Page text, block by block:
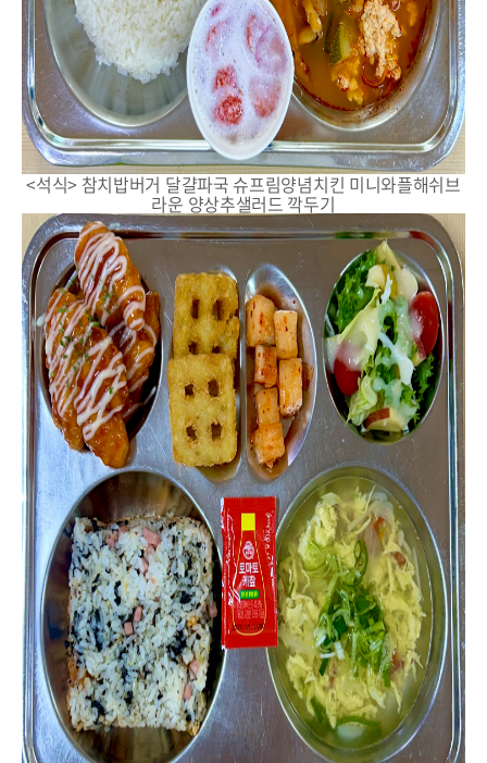
<석식> 참치밥버거 달걀파국 슈프림양념치킨 미니와플해쉬브
라운 양상추샐러드 깍두기